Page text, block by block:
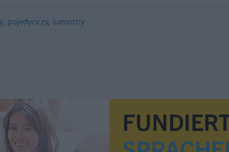
, pojedynczy, samotny